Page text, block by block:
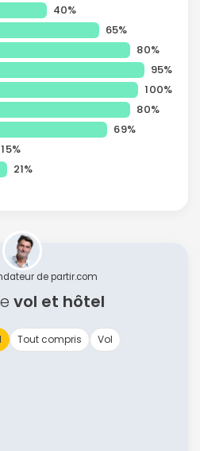
40%
65%
80%
95%
100%
80%
69%
15%
21%
de partir.com
vol et hôtel
Tout compris Vol